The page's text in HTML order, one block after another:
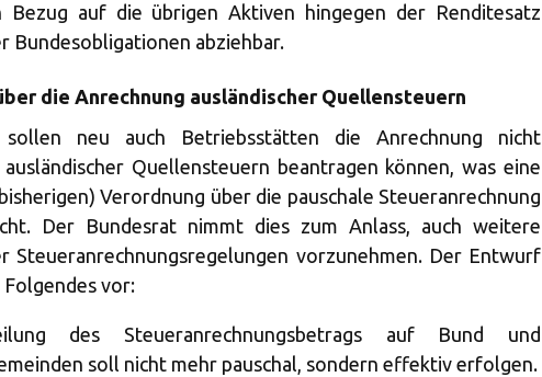
Bezug auf die übrigen Aktiven hingegen der Renditesatz
Bundesobligationen abziehbar.
die Anrechnung ausländischer Quellensteuern
neu auch Betriebsstätten die Anrechnung nicht
Quellensteuern beantragen können, was eine
Verordnung über die pauschale Steueranrechnung
Der Bundesrat nimmt dies zum Anlass, auch weitere
Steueranrechnungsregelungen vorzunehmen. Der Entwurf
vor:
des Steueranrechnungsbetrags auf Bund und
soll nicht mehr pauschal, sondern effektiv erfolgen.